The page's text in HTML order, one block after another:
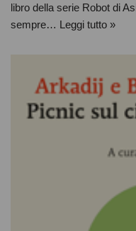
libro della serie Robot di
sempre… Leggi tutto »